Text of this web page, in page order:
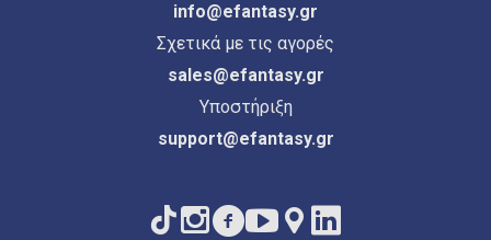
info@efantasy.gr
Σχετικά με τις αγορές
sales@efantasy.gr
Υποστήριξη
support@efantasy.gr